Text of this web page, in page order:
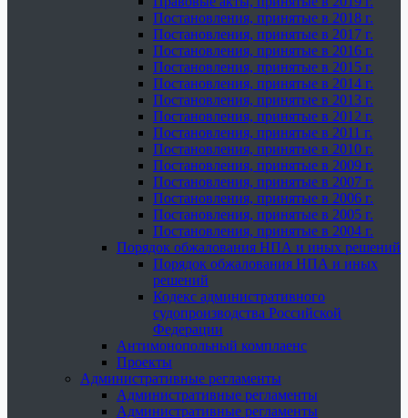
Постановления, принятые в 2018 г.
Постановления, принятые в 2017 г.
Постановления, принятые в 2016 г.
Постановления, принятые в 2015 г.
Постановления, принятые в 2014 г.
Постановления, принятые в 2013 г.
Постановления, принятые в 2012 г.
Постановления, принятые в 2011 г.
Постановления, принятые в 2010 г.
Постановления, принятые в 2009 г.
Постановления, принятые в 2007 г.
Постановления, принятые в 2006 г.
Постановления, принятые в 2005 г.
Постановления, принятые в 2004 г.
Порядок обжалования НПА и иных решений
Порядок обжалования НПА и иных
решений
Кодекс административного
судопроизводства Российской
Федерации
Антимонопольный комплаенс
Проекты
Административные регламенты
Административные регламенты
Административные регламенты